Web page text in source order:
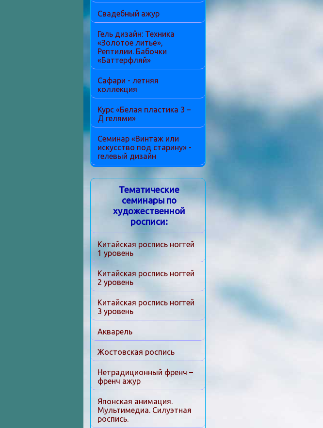
Свадебный ажур
Гель дизайн: Техника
«Золотое литьё»,
Рептилии. Бабочки
«Баттерфляй»
Сафари - летняя
коллекция
Курс «Белая пластика 3 –
Д гелями»
Семинар «Винтаж или
искусство под старину» -
гелевый дизайн
Тематические
семинары по
художественной
росписи:
Китайская роспись ногтей
1 уровень
Китайская роспись ногтей
2 уровень
Китайская роспись ногтей
3 уровень
Акварель
Жостовская роспись
Нетрадиционный френч –
френч ажур
Японская анимация.
Мультимедиа. Силуэтная
роспись.